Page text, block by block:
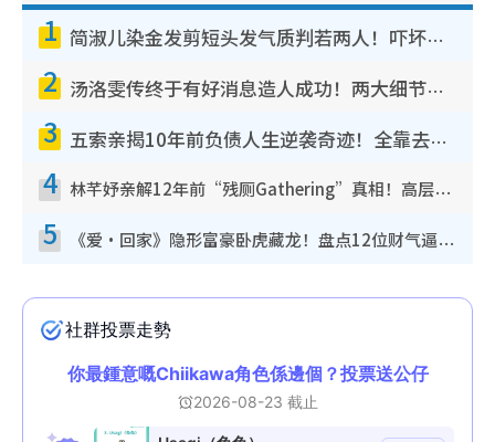
1 简淑儿染金发剪短头发气质判若两人！吓坏老公麦大力都认不出：“你做什么？”
2 汤洛雯传终于有好消息造人成功！两大细节曝孕味极浓引猜测：大肚婆先会咁！
3 五索亲揭10年前负债人生逆袭奇迹！全靠去一地方转运后即遇上马先生
4 林芊妤亲解12年前“残厕Gathering”真相！高层解约一句话重创尊严，至今拒返TVB
5 《爱·回家》隐形富豪卧虎藏龙！盘点12位财气逼人的有钱艺人：这位美女3亿身家不愁做